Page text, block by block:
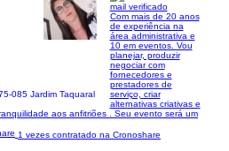
085 Jardim Taquaral
mail verificado
Com mais de 20 anos
de experiência na
área administrativa e
10 em eventos. Vou
planejar, produzir
negociar com
fornecedores e
prestadores de
serviço, criar
alternativas criativas e
aos anfitriões . Seu evento será um
1 vezes contratado na Cronoshare